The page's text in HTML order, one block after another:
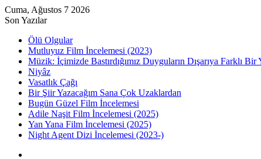
Cuma, Ağustos 7 2026
Son Yazılar
Ölü Olgular
Mutluyuz Film İncelemesi (2023)
Müzik: İçimizde Bastırdığımız Duyguların Dışarıya Farklı Bir
Niyâz
Vasatlık Çağı
Bir Şiir Yazacağım Sana Çok Uzaklardan
Bugün Güzel Film İncelemesi
Adile Naşit Film İncelemesi (2025)
Yan Yana Film İncelemesi (2025)
Night Agent Dizi İncelemesi (2023-)